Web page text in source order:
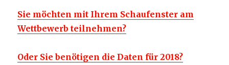
Sie möchten mit Ihrem Schaufenster am
Wettbewerb teilnehmen?
Oder Sie benötigen die Daten für 2018?